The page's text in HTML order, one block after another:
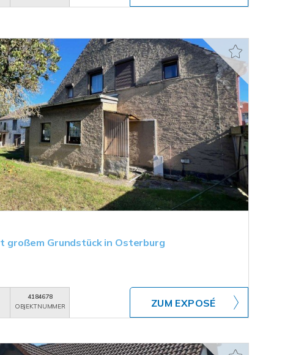
großem Grundstück in Osterburg
4184678
OBJEKTNUMMER
ZUM EXPOSÉ